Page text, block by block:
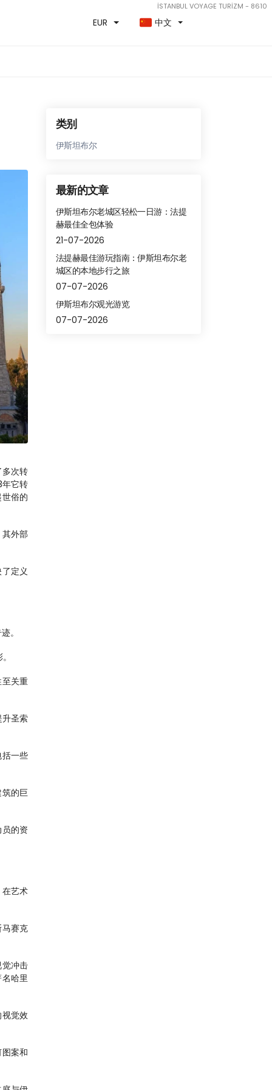
İSTANBUL VOYAGE TURİZM - 8610
EUR 中文
次转
它转
俗的
其外部
定义
。
关重
圣索
一些
的巨
的资
艺术
赛克
冲击
哈里
觉效
案和
类别
伊斯坦布尔
最新的文章
伊斯坦布尔老城区轻松一日游：法提
赫最佳全包体验
21-07-2026
法提赫最佳游玩指南：伊斯坦布尔老
城区的本地步行之旅
07-07-2026
伊斯坦布尔观光游览
07-07-2026